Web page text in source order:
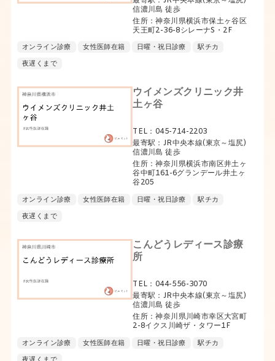
信濃川島 徒歩
住所：神奈川県横浜市保土ヶ谷区
天王町2-36-8シレーナS・2F
オンライン診療 女性医師在籍 日曜・祝日診療
駅チカ
夜遅くまで
ウイメンズクリニック井
土ヶ谷
TEL：045-714-2203
最寄駅：JR中央本線(東京～塩尻)
信濃川島 徒歩
住所：神奈川県横浜市南区井土ヶ
谷中町161-6グランデール井土ヶ
谷205
オンライン診療 女性医師在籍 日曜・祝日診療
駅チカ
夜遅くまで
こんどうレディース診療
所
TEL：044-556-3070
最寄駅：JR中央本線(東京～塩尻)
信濃川島 徒歩
住所：神奈川県川崎市幸区大宮町
2-8イクス川崎ザ・タワー1F
オンライン診療 女性医師在籍 日曜・祝日診療
駅チカ